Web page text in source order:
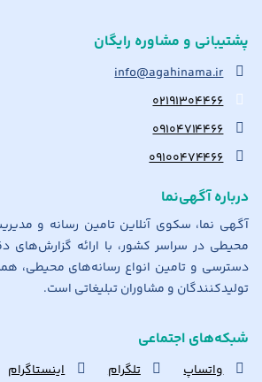
پشتیبانی و مشاوره رایگان
info@agahinama.ir
۰۲۱۹۱۳۰۴۴۶۶
۰۹۱۰۴۷۱۴۴۶۶
۰۹۱۰۰۴۷۴۴۶۶
درباره آگهی‌نما
آگهی نما، سکوی آنلاین تامین رسانه و
محیطی در سراسر کشور، با ارائه گزارش‌های
دسترسی و تامین انواع رسانه‌های محیطی،
تولیدکنندگان و مشاوران تبلیغاتی است.
شبکه‌های اجتماعی
واتساپ تلگرام اینستاگرام